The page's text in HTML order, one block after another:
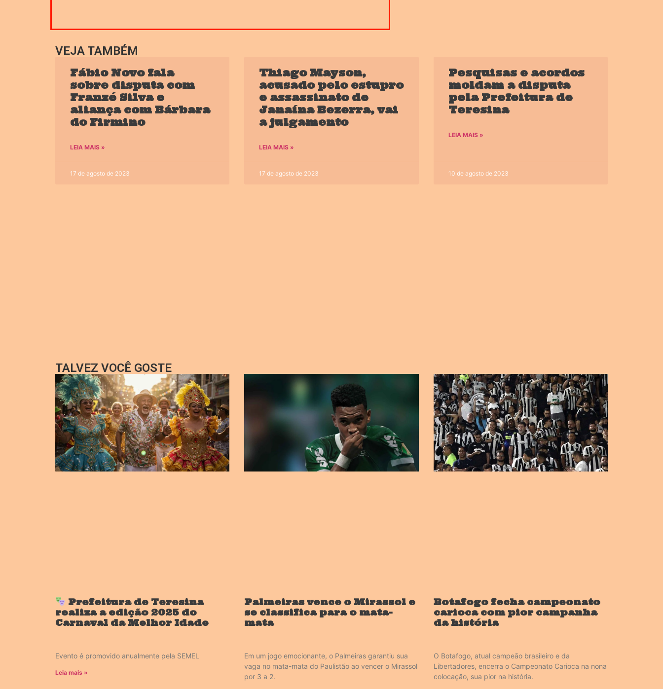
VEJA TAMBÉM
Fábio Novo fala
sobre disputa com
Franzé Silva e
aliança com Bárbara
do Firmino
LEIA MAIS »
17 de agosto de 2023
Thiago Mayson,
acusado pelo estupro
e assassinato de
Janaína Bezerra, vai
a julgamento
LEIA MAIS »
17 de agosto de 2023
Pesquisas e acordos
moldam a disputa
pela Prefeitura de
Teresina
LEIA MAIS »
10 de agosto de 2023
TALVEZ VOCÊ GOSTE
Prefeitura de Teresina
realiza a edição 2025 do
Carnaval da Melhor Idade
Evento é promovido anualmente pela SEMEL
Leia mais »
Palmeiras vence o Mirassol e
se classifica para o mata-
mata
Em um jogo emocionante, o Palmeiras garantiu sua
vaga no mata-mata do Paulistão ao vencer o Mirassol
por 3 a 2.
Botafogo fecha campeonato
carioca com pior campanha
da história
O Botafogo, atual campeão brasileiro e da
Libertadores, encerra o Campeonato Carioca na nona
colocação, sua pior na história.